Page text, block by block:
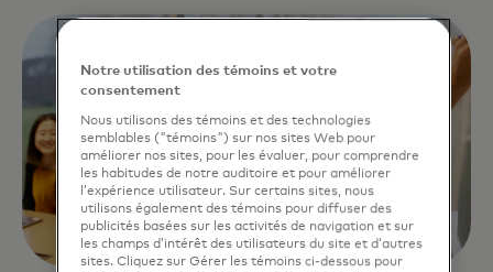
Notre utilisation des témoins et votre
consentement
Nous utilisons des témoins et des technologies
semblables ("témoins") sur nos sites Web pour
améliorer nos sites, pour les évaluer, pour comprendre
les habitudes de notre auditoire et pour améliorer
l’expérience utilisateur. Sur certains sites, nous
utilisons également des témoins pour diffuser des
publicités basées sur les activités de navigation et sur
les champs d’intérêt des utilisateurs du site et d’autres
sites. Cliquez sur Gérer les témoins ci-dessous pour